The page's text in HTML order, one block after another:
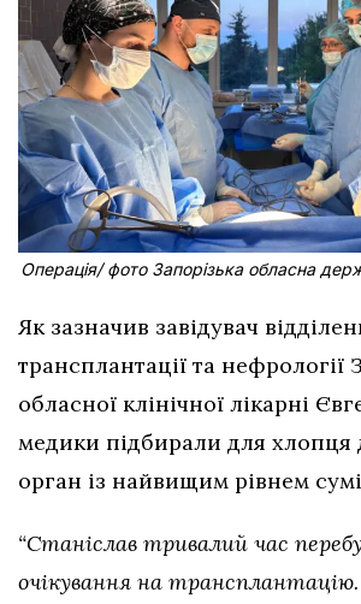
Операція/ фото Запорізька обласна
Як зазначив завідувач
трансплантації та нефрології
обласної клінічної лікарні
медики підбирали для хлопця
орган із найвищим рівнем
“Станіслав тривалий час
очікування на